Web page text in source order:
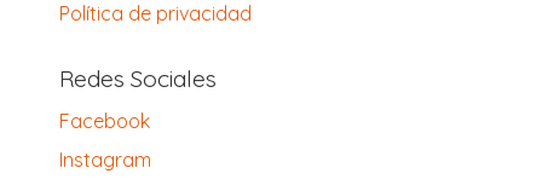
Política de privacidad
Redes Sociales
Facebook
Instagram